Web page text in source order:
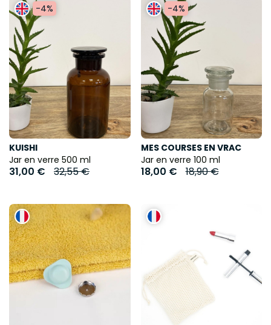
-4%
KUISHI
Jar en verre 500 ml
31,00 € 32,55 €
-4%
MES COURSES EN VRAC
Jar en verre 100 ml
18,00 € 18,90 €